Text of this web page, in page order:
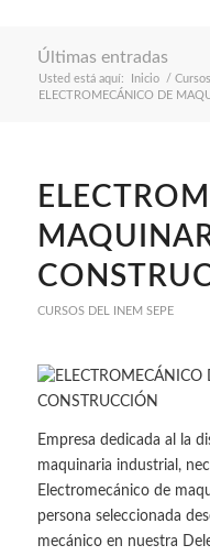
Últimas entradas
Usted está aquí: Inicio /
ELECTROMECÁNICO DE
CURSOS DEL INEM SEPE
Empresa dedicada al la
maquinaria industrial,
Electromecánico de
persona seleccionada
mecánico en nuestra